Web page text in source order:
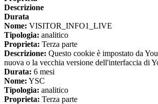
Descrizione
Durata
Nome: VISITOR_INFO1_LIVE
Tipologia: analitico
Proprieta: Terza parte
Descrizione: Questo cookie è impostato da
nuova o la vecchia versione dell'interfaccia di
Durata: 6 mesi
Nome: YSC
Tipologia: analitico
Proprieta: Terza parte